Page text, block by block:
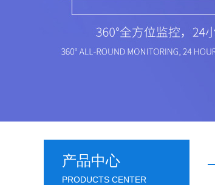
产品中心
PRODUCTS CENTER